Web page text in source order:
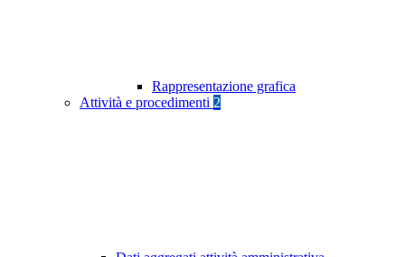
Rappresentazione grafica
Attività e procedimenti 2